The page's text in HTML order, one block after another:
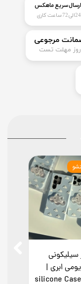
مرجوعی
ارسال سریع ماهکس
24الی72 ساعت کاری
سیلیکونی
ابری |
silicone